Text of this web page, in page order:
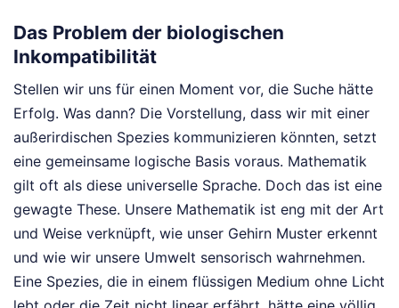
Das Problem der biologischen
Inkompatibilität
Stellen wir uns für einen Moment vor, die Suche hätte
Erfolg. Was dann? Die Vorstellung, dass wir mit einer
außerirdischen Spezies kommunizieren könnten, setzt
eine gemeinsame logische Basis voraus. Mathematik
gilt oft als diese universelle Sprache. Doch das ist eine
gewagte These. Unsere Mathematik ist eng mit der Art
und Weise verknüpft, wie unser Gehirn Muster erkennt
und wie wir unsere Umwelt sensorisch wahrnehmen.
Eine Spezies, die in einem flüssigen Medium ohne Licht